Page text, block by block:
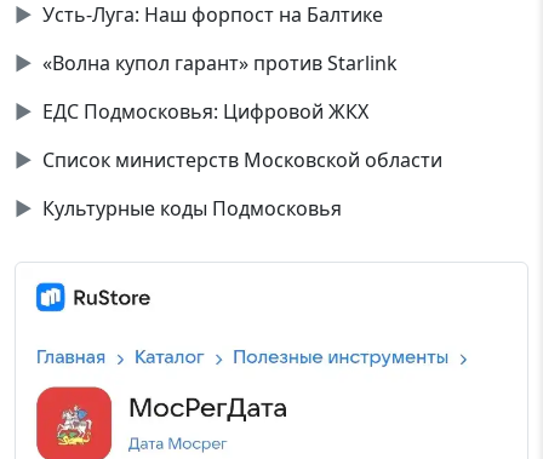
▶ Усть-Луга: Наш форпост на Балтике
▶ «Волна купол гарант» против Starlink
▶ ЕДС Подмосковья: Цифровой ЖКХ
▶ Список министерств Московской области
▶ Культурные коды Подмосковья